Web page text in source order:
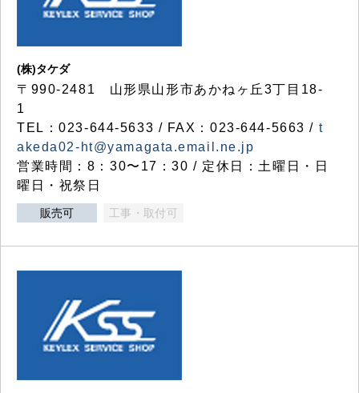
(株)タケダ
〒990-2481 山形県山形市あかねヶ丘3丁目18-
1
TEL：023-644-5633 / FAX：023-644-5663 / t
akeda02-ht@yamagata.email.ne.jp
営業時間：8：30〜17：30 / 定休日：土曜日・日
曜日・祝祭日
販売可 工事・取付可